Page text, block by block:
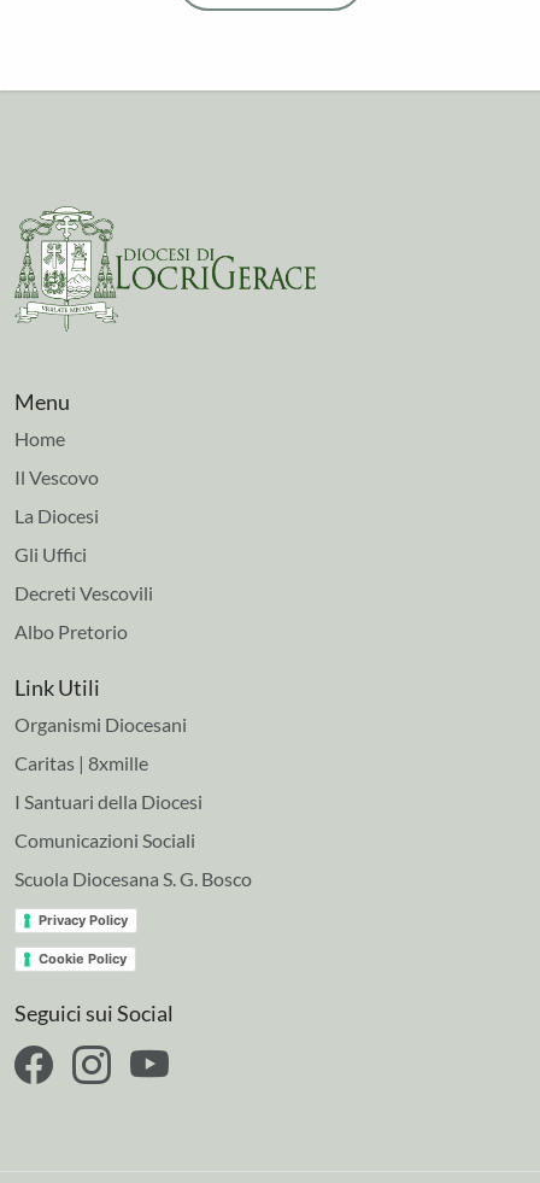
Menu
Home
Il Vescovo
La Diocesi
Gli Uffici
Decreti Vescovili
Albo Pretorio
Link Utili
Organismi Diocesani
Caritas | 8xmille
I Santuari della Diocesi
Comunicazioni Sociali
Scuola Diocesana S. G. Bosco
Privacy Policy
Cookie Policy
Seguici sui Social